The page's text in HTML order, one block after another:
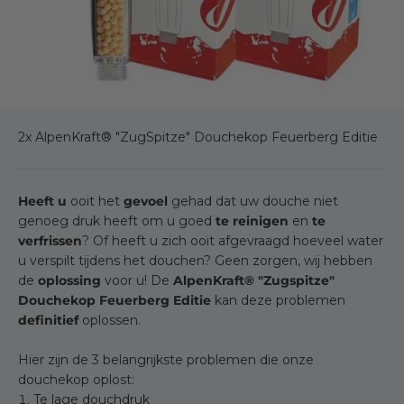
2x AlpenKraft® "ZugSpitze" Douchekop Feuerberg Editie
Heeft u ooit het gevoel gehad dat uw douche niet
genoeg druk heeft om u goed te reinigen en te
verfrissen? Of heeft u zich ooit afgevraagd hoeveel water
u verspilt tijdens het douchen? Geen zorgen, wij hebben
de oplossing voor u! De AlpenKraft® "Zugspitze"
Douchekop Feuerberg Editie kan deze problemen
definitiefoplossen.
Hier zijn de 3 belangrijkste problemen die onze
douchekop oplost:
Te lage douchdruk